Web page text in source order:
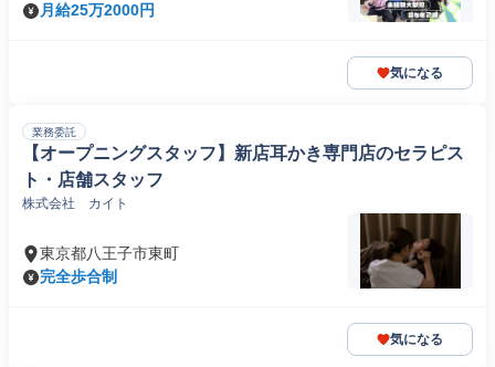
月給25万2000円
気になる
業務委託
【オープニングスタッフ】新店耳かき専門店のセラピス
ト・店舗スタッフ
株式会社 カイト
東京都八王子市東町
完全歩合制
気になる